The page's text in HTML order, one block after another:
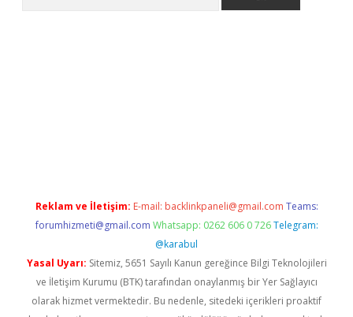
Reklam ve İletişim: E-mail: backlinkpaneli@gmail.com Teams:
forumhizmeti@gmail.com Whatsapp: 0262 606 0 726 Telegram:
@karabul
Yasal Uyarı: Sitemiz, 5651 Sayılı Kanun gereğince Bilgi Teknolojileri
ve İletişim Kurumu (BTK) tarafından onaylanmış bir Yer Sağlayıcı
olarak hizmet vermektedir. Bu nedenle, sitedeki içerikleri proaktif